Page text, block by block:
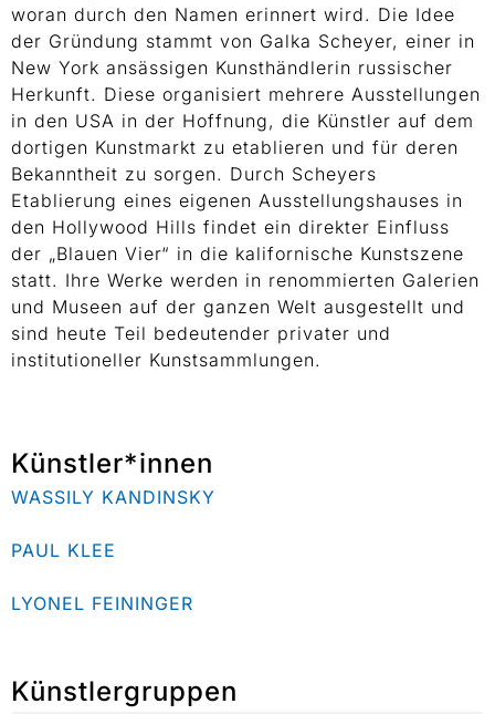
woran durch den Namen erinnert wird. Die Idee
der Gründung stammt von Galka Scheyer, einer in
New York ansässigen Kunsthändlerin russischer
Herkunft. Diese organisiert mehrere Ausstellungen
in den USA in der Hoffnung, die Künstler auf dem
dortigen Kunstmarkt zu etablieren und für deren
Bekanntheit zu sorgen. Durch Scheyers
Etablierung eines eigenen Ausstellungshauses in
den Hollywood Hills findet ein direkter Einfluss
der „Blauen Vier“ in die kalifornische Kunstszene
statt. Ihre Werke werden in renommierten Galerien
und Museen auf der ganzen Welt ausgestellt und
sind heute Teil bedeutender privater und
institutioneller Kunstsammlungen.
Künstler*innen
WASSILY KANDINSKY
PAUL KLEE
LYONEL FEININGER
Künstlergruppen